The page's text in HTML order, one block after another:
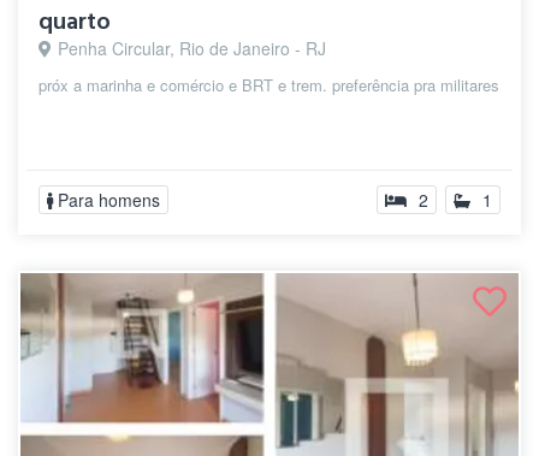
quarto
Penha Circular, Rio de Janeiro - RJ
próx a marinha e comércio e BRT e trem. preferência pra militares
Para homens 2 1